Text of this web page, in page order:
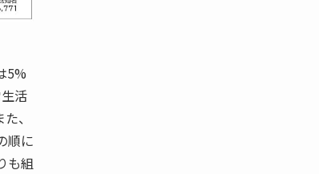
5%
活
、
順に
も組